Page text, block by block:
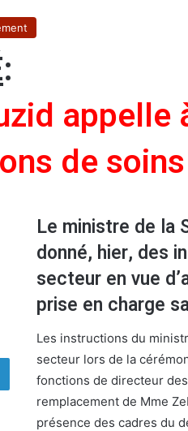
:
appelle
de
Le ministre de la
donné, hier, des
secteur en vue
prise en charge
Les instructions du
secteur lors de la
fonctions de directeur
remplacement de Mme
présence des cadres du
Linkedin